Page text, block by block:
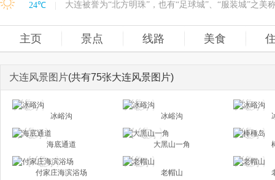
24℃
主页 景点 线路 美食
大连风景图片(共有75张大连风景图片)
冰峪沟 冰峪沟
海底通道 大黑山一角
付家庄海滨浴场 老帽山